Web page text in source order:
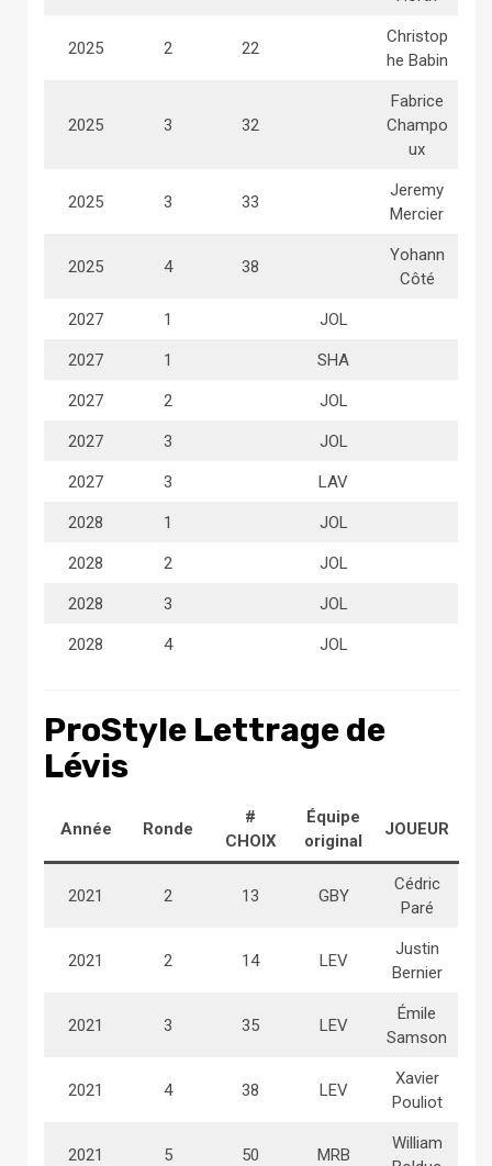
2025 2 22
Christop
he Babin
2025 3 32
Fabrice
Champo
ux
2025 3 33
Jeremy
Mercier
2025 4 38
Yohann
Côté
2027 1 JOL
2027 1 SHA
2027 2 JOL
2027 3 JOL
2027 3 LAV
2028 1 JOL
2028 2 JOL
2028 3 JOL
2028 4 JOL
ProStyle Lettrage de
Lévis
Année Ronde
#
CHOIX
Équipe
original
JOUEUR
2021 2 13 GBY
Cédric
Paré
2021 2 14 LEV
Justin
Bernier
2021 3 35 LEV
Émile
Samson
2021 4 38 LEV
Xavier
Pouliot
2021 5 50 MRB
William